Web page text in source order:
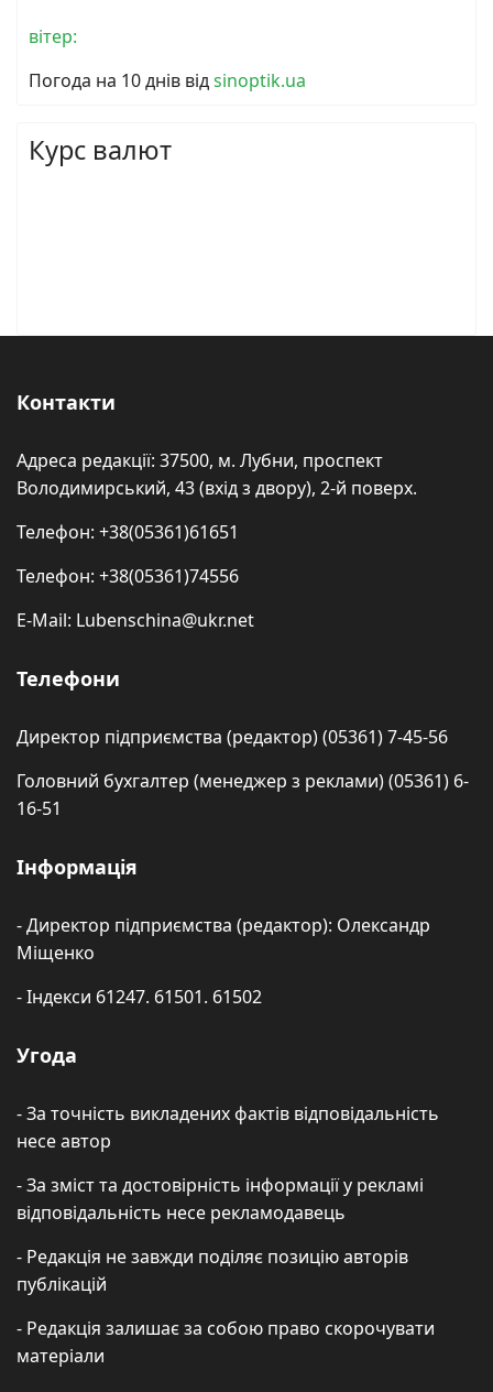
вітер:
Погода на 10 днів відsinoptik.ua
Курс валют
Контакти
Адреса редакції: 37500, м. Лубни, проспект
Володимирський, 43 (вхід з двору), 2-й поверх.
Телефон: +38(05361)61651
Телефон: +38(05361)74556
E-Mail: Lubenschina@ukr.net
Телефони
Директор підприємства (редактор) (05361) 7-45-56
Головний бухгалтер (менеджер з реклами) (05361) 6-
16-51
Інформація
- Директор підприємства (редактор): Олександр
Міщенко
- Індекси 61247. 61501. 61502
Угода
- За точність викладених фактів відповідальність
несе автор
- За зміст та достовірність інформації у рекламі
відповідальність несе рекламодавець
- Редакція не завжди поділяє позицію авторів
публікацій
- Редакція залишає за собою право скорочувати
матеріали